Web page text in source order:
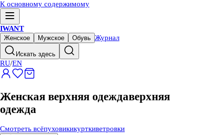
К основному содержимому
IWANT
Женское Мужское Обувь Журнал
Искать здесь
RU/EN
Женская верхняя одеждаверхняя
одежда
Смотреть всёпуховикикурткиветровки